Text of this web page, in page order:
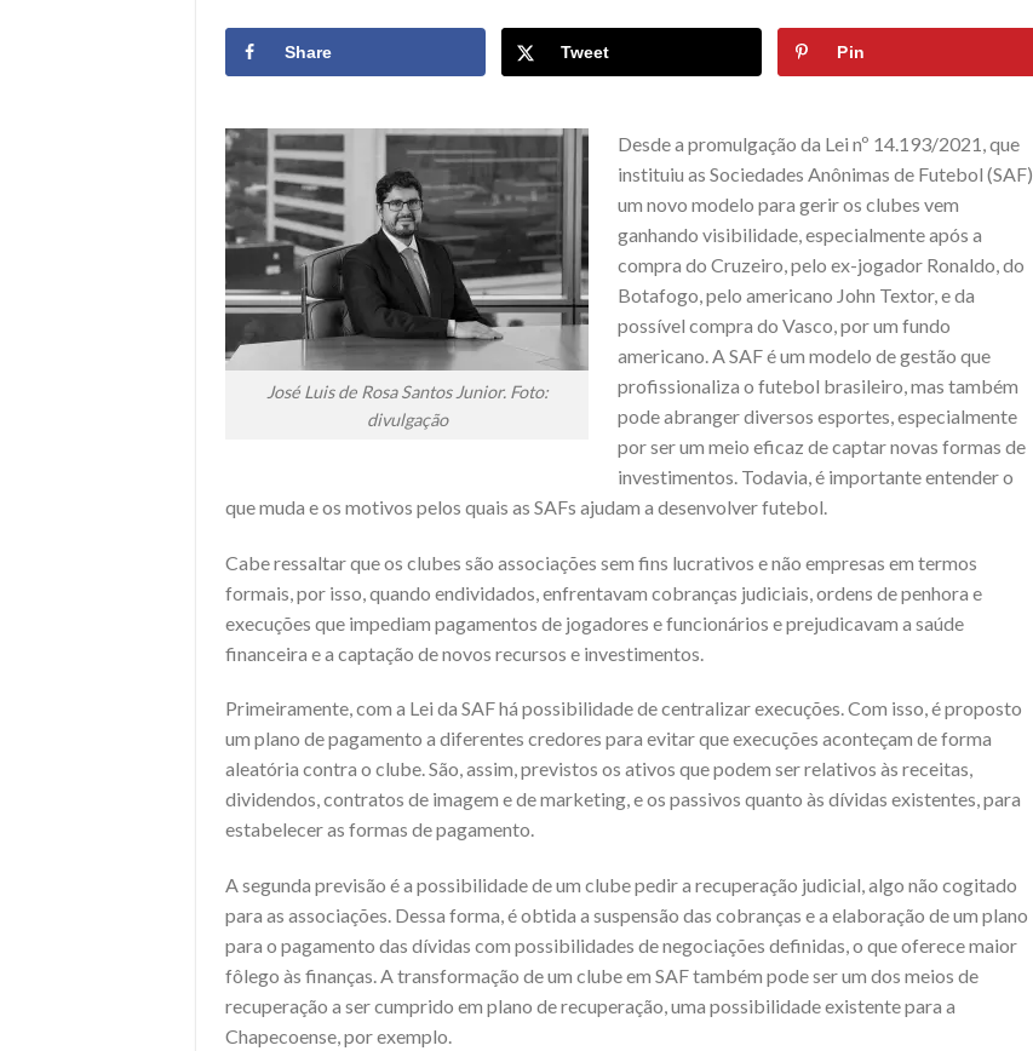
Share Tweet Pin
José Luis de Rosa Santos Junior. Foto:
divulgação
Desde a promulgação da Lei nº 14.193/2021, que
instituiu as Sociedades Anônimas de Futebol (SAF),
um novo modelo para gerir os clubes vem
ganhando visibilidade, especialmente após a
compra do Cruzeiro, pelo ex-jogador Ronaldo, do
Botafogo, pelo americano John Textor, e da
possível compra do Vasco, por um fundo
americano. A SAFé um modelo de gestão que
profissionaliza o futebol brasileiro, mas também
pode abranger diversos esportes, especialmente
por ser um meio eficaz de captar novas formas de
investimentos. Todavia, é importante entender o
que muda e os motivos pelos quais as SAFs ajudam a desenvolver futebol.
Cabe ressaltar que os clubes são associações sem fins lucrativos e não empresas em termos
formais, por isso, quando endividados, enfrentavam cobranças judiciais, ordens de penhora e
execuções que impediam pagamentos de jogadores e funcionários e prejudicavam a saúde
financeira e a captação de novos recursos e investimentos.
Primeiramente, com a Lei da SAFhá possibilidade de centralizar execuções. Com isso, é proposto
um plano de pagamento a diferentes credores para evitar que execuções aconteçam de forma
aleatória contra o clube. São, assim, previstos os ativos que podem ser relativos às receitas,
dividendos, contratos de imagem e de marketing, e os passivos quanto às dívidas existentes, para
estabelecer as formas de pagamento.
A segunda previsão é a possibilidade de um clube pedir a recuperação judicial, algo não cogitado
para as associações. Dessa forma, é obtida a suspensão das cobranças e a elaboração de um plano
para o pagamento das dívidas com possibilidades de negociações definidas, o que oferece maior
fôlego às finanças. A transformação de um clube em SAFtambém pode ser um dos meios de
recuperação a ser cumprido em plano de recuperação, uma possibilidade existente para a
Chapecoense, por exemplo.